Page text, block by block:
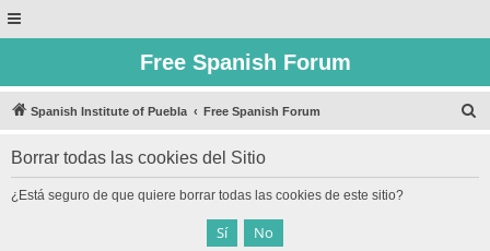
Free Spanish Forum
Spanish Institute of Puebla Free Spanish Forum
Borrar todas las cookies del Sitio
¿Está seguro de que quiere borrar todas las cookies de este sitio?